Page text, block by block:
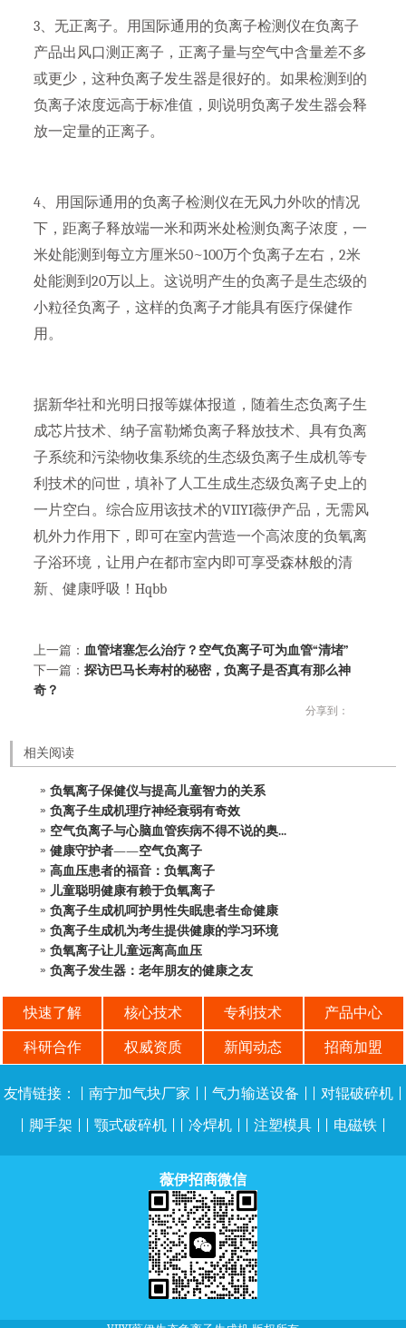
3、无正离子。用国际通用的负离子检测仪在负离子
产品出风口测正离子，正离子量与空气中含量差不多
或更少，这种负离子发生器是很好的。如果检测到的
负离子浓度远高于标准值，则说明负离子发生器会释
放一定量的正离子。
4、用国际通用的负离子检测仪在无风力外吹的情况
下，距离子释放端一米和两米处检测负离子浓度，一
米处能测到每立方厘米50~100万个负离子左右，2米
处能测到20万以上。这说明产生的负离子是生态级的
小粒径负离子，这样的负离子才能具有医疗保健作
用。
据新华社和光明日报等媒体报道，随着生态负离子生
成芯片技术、纳子富勒烯负离子释放技术、具有负离
子系统和污染物收集系统的生态级负离子生成机等专
利技术的问世，填补了人工生成生态级负离子史上的
一片空白。综合应用该技术的VIIYI薇伊产品，无需风
机外力作用下，即可在室内营造一个高浓度的负氧离
子浴环境，让用户在都市室内即可享受森林般的清
新、健康呼吸！Hqbb
上一篇：血管堵塞怎么治疗？空气负离子可为血管“清堵”
下一篇：探访巴马长寿村的秘密，负离子是否真有那么神
奇？
分享到：
相关阅读
负氧离子保健仪与提高儿童智力的关系
负离子生成机理疗神经衰弱有奇效
空气负离子与心脑血管疾病不得不说的奥...
健康守护者——空气负离子
高血压患者的福音：负氧离子
儿童聪明健康有赖于负氧离子
负离子生成机呵护男性失眠患者生命健康
负离子生成机为考生提供健康的学习环境
负氧离子让儿童远离高血压
负离子发生器：老年朋友的健康之友
快速了解 核心技术 专利技术 产品中心
科研合作 权威资质 新闻动态 招商加盟
友情链接： 南宁加气块厂家 气力输送设备 对辊破碎机
脚手架 颚式破碎机 冷焊机 注塑模具 电磁铁
薇伊招商微信